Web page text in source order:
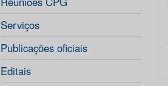
Serviços
Publicações oficiais
Editais